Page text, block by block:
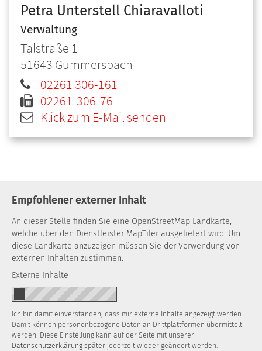
Petra Unterstell Chiaravalloti
Verwaltung
Talstraße 1
51643 Gummersbach
02261 306-161
02261-306-76
Klick zum E-Mail senden
Empfohlener externer Inhalt
An dieser Stelle finden Sie eine OpenStreetMap Landkarte,
welche über den Dienstleister MapTiler ausgeliefert wird. Um
diese Landkarte anzuzeigen müssen Sie der Verwendung von
externen Inhalten zustimmen.
Externe Inhalte
Ich bin damit einverstanden, dass mir externe Inhalte angezeigt werden.
Damit können personenbezogene Daten an Drittplattformen übermittelt
werden. Diese Einstellung kann auf der Seite mit unserer
Datenschutzerklärung später jederzeit wieder geändert werden.